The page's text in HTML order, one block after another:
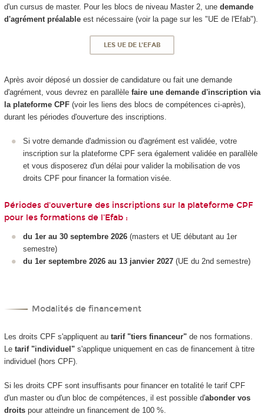
d'un cursus de master. Pour les blocs de niveau Master 2, une demande
d'agrément préalableest nécessaire (voir la page sur les "UE de l'Efab").
LES UE DE L'EFAB
Après avoir déposé un dossier de candidature ou fait une demande
d'agrément, vous devrez en parallèle faire une demande d'inscription via
la plateforme CPF(voir les liens des blocs de compétences ci-après),
durant les périodes d'ouverture des inscriptions.
Si votre demande d'admission ou d'agrément est validée, votre
inscription sur la plateforme CPF sera également validée en parallèle
et vous disposerez d'un délai pour valider la mobilisation de vos
droits CPF pour financer la formation visée.
Périodes d'ouverture des inscriptions sur la plateforme CPF
pour les formations de l'Efab :
du 1er au 30 septembre 2026 (masters et UE débutant au 1er
semestre)
du 1er septembre 2026 au 13 janvier 2027 (UE du 2nd semestre)
Modalités de financement
Les droits CPF s'appliquent au tarif "tiers financeur"de nos formations.
Le tarif "individuel"s'applique uniquement en cas de financement à titre
individuel (hors CPF).
Si les droits CPF sont insuffisants pour financer en totalité le tarif CPF
d'un master ou d'un bloc de compétences, il est possible d'abonder vos
droitspour atteindre un financement de 100 %.